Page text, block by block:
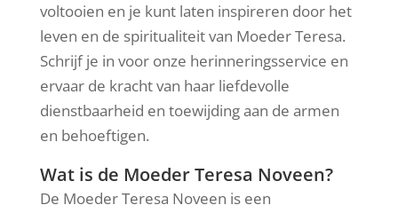
voltooien en je kunt laten inspireren door het
leven en de spiritualiteit van Moeder Teresa.
Schrijf je in voor onze herinneringsservice en
ervaar de kracht van haar liefdevolle
dienstbaarheid en toewijding aan de armen
en behoeftigen.
Wat is de Moeder Teresa Noveen?
De Moeder Teresa Noveen is een